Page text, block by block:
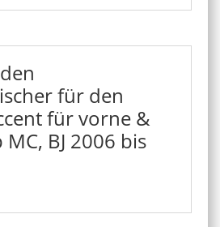
für den
für vorne &
BJ 2006 bis